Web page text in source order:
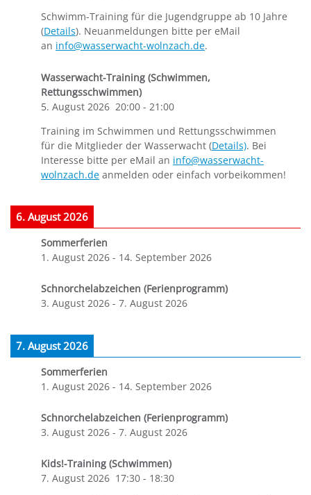
Schwimm-Training für die Jugendgruppe ab 10 Jahre
(Details). Neuanmeldungen bitte per eMail
an info@wasserwacht-wolnzach.de.
Wasserwacht-Training (Schwimmen,
Rettungsschwimmen)
5. August 2026 20:00 - 21:00
Training im Schwimmen und Rettungsschwimmen
für die Mitglieder der Wasserwacht (Details). Bei
Interesse bitte per eMail an info@wasserwacht-
wolnzach.de anmelden oder einfach vorbeikommen!
6. August 2026
Sommerferien
1. August 2026 - 14. September 2026
Schnorchelabzeichen (Ferienprogramm)
3. August 2026 - 7. August 2026
7. August 2026
Sommerferien
1. August 2026 - 14. September 2026
Schnorchelabzeichen (Ferienprogramm)
3. August 2026 - 7. August 2026
Kids!-Training (Schwimmen)
7. August 2026 17:30 - 18:30